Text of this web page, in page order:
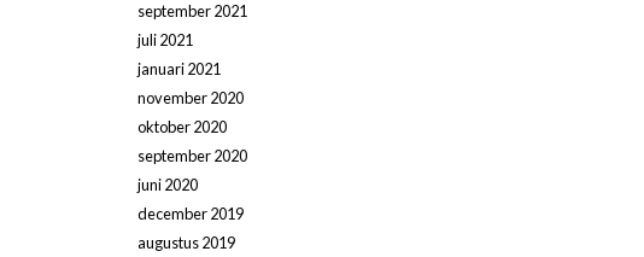
september 2021
juli 2021
januari 2021
november 2020
oktober 2020
september 2020
juni 2020
december 2019
augustus 2019